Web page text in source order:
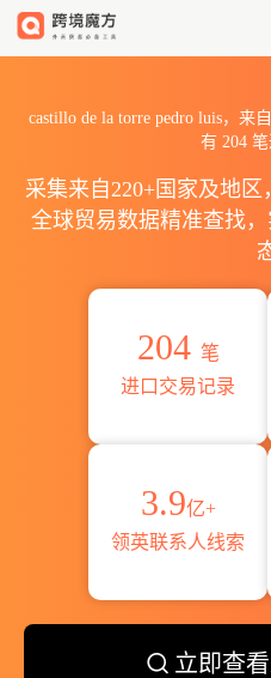
castillo de la torre pedro luis，
有 204笔
采集来自220+国家及地区
全球贸易数据精准查找
204 笔
进口交易记录
3.9亿+
领英联系人线索
立即查